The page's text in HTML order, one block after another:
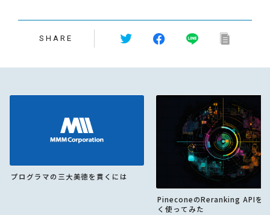
SHARE
プログラマの三大美徳を貫くには
PineconeのReranking APIを
く使ってみた